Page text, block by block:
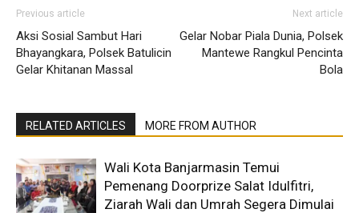
Previous article
Aksi Sosial Sambut Hari
Bhayangkara, Polsek Batulicin
Gelar Khitanan Massal
Next article
Gelar Nobar Piala Dunia, Polsek
Mantewe Rangkul Pencinta
Bola
RELATED ARTICLES MORE FROM AUTHOR
Wali Kota Banjarmasin Temui
Pemenang Doorprize Salat Idulfitri,
Ziarah Wali dan Umrah Segera Dimulai